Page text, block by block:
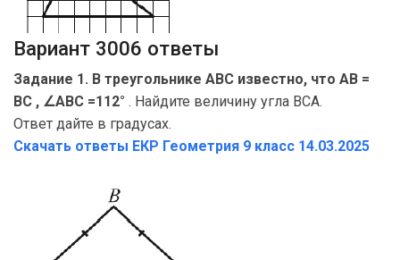
Вариант 3006 ответы
Задание 1. В треугольнике ABC известно, что AB =
BC , ∠ABC =112° . Найдите величину угла BCA.
Ответ дайте в градусах.
Скачать ответы ЕКР Геометрия 9 класс 14.03.2025